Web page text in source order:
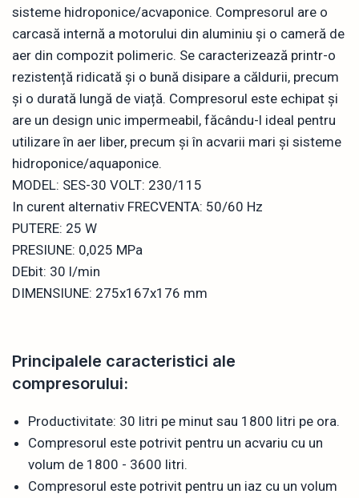
sisteme hidroponice/acvaponice. Compresorul are o
carcasă internă a motorului din aluminiu și o cameră de
aer din compozit polimeric. Se caracterizează printr-o
rezistență ridicată și o bună disipare a căldurii, precum
și o durată lungă de viață. Compresorul este echipat și
are un design unic impermeabil, făcându-l ideal pentru
utilizare în aer liber, precum și în acvarii mari și sisteme
hidroponice/aquaponice.
MODEL: SES-30 VOLT: 230/115
In curent alternativ FRECVENTA: 50/60 Hz
PUTERE: 25 W
PRESIUNE: 0,025 MPa
DEbit: 30 l/min
DIMENSIUNE: 275x167x176 mm
Principalele caracteristici ale
compresorului:
Productivitate: 30 litri pe minut sau 1800 litri pe ora.
Compresorul este potrivit pentru un acvariu cu un
volum de 1800 - 3600 litri.
Compresorul este potrivit pentru un iaz cu un volum